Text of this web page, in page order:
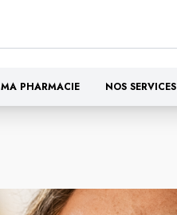
MA PHARMACIE NOS SERVICES